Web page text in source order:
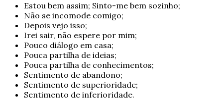
Estou bem assim; Sinto-me bem sozinho;
Não se incomode comigo;
Depois vejo isso;
Irei sair, não espere por mim;
Pouco diálogo em casa;
Pouca partilha de ideias;
Pouca partilha de conhecimentos;
Sentimento de abandono;
Sentimento de superioridade;
Sentimento de inferioridade.